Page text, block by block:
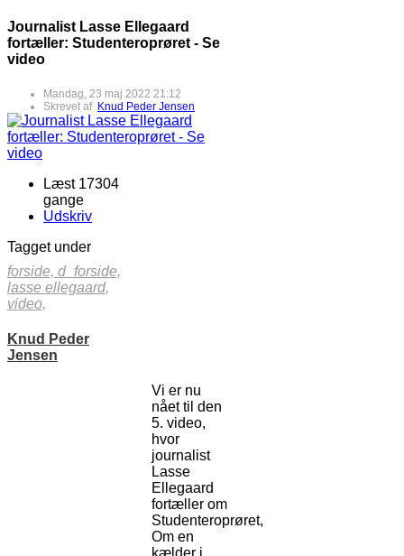
Journalist Lasse Ellegaard
fortæller: Studenteroprøret - Se
video
Mandag, 23 maj 2022 21:12
Skrevet af Knud Peder Jensen
Læst 17304
gange
Udskriv
Tagget under
forside, d_forside,
lasse ellegaard,
video,
Knud Peder
Jensen
Vi er nu
nået til den
5. video,
hvor
journalist
Lasse
Ellegaard
fortæller om
Studenteroprøret,
Om en
kælder i